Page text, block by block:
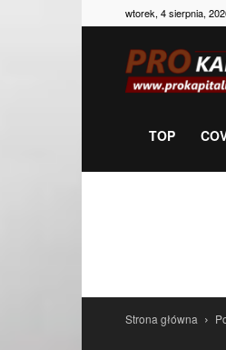
wtorek, 4 sierpnia,
TOP
Strona główna